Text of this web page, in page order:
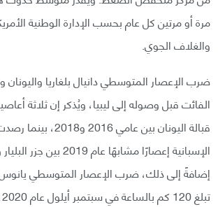
مرة أو مرتين كل عام بحسب الإدارة الوطنية
والغلاف الجوي.
ضرب الإعصار المتوسطي دانيال بلغاريا واليونان
الفائت قبل وصوله إلى ليبيا، ويُذكر إن ثلاثة
قبالة اليونان بين
الإسبانية إعصارًا مشابهًا
إضافةً إلى ذلك، ضرب الإعصار المتوسطي يانوس